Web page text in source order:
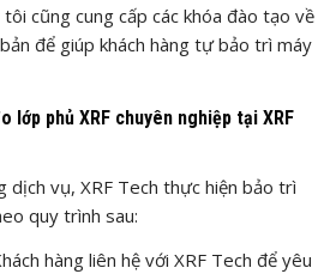
tôi cũng cung cấp các khóa đào tạo về
để giúp khách hàng tự bảo trì máy
lớp phủ XRF chuyên nghiệp tại XRF
dịch vụ, XRF Tech thực hiện bảo trì
quy trình sau:
hàng liên hệ với XRF Tech để yêu